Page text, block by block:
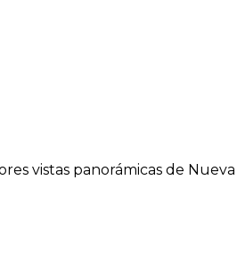
vistas panorámicas de